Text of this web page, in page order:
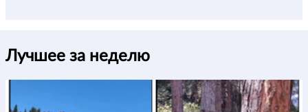
Лучшее за неделю